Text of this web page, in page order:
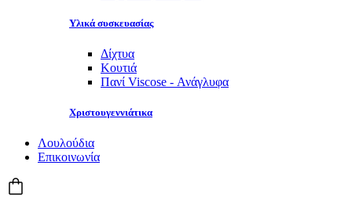
Υλικά συσκευασίας
Δίχτυα
Κουτιά
Πανί Viscose - Ανάγλυφα
Χριστουγεννιάτικα
Λουλούδια
Επικοινωνία